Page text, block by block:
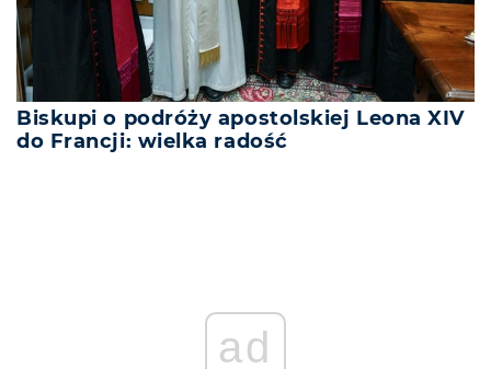
Biskupi o podróży apostolskiej Leona XIV
do Francji: wielka radość
ad